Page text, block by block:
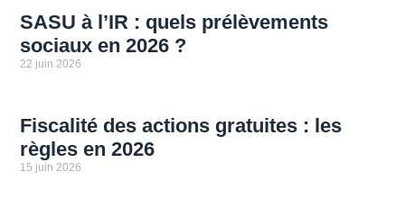
SASU à l’IR : quels prélèvements
sociaux en 2026 ?
22 juin 2026
Fiscalité des actions gratuites : les
règles en 2026
15 juin 2026